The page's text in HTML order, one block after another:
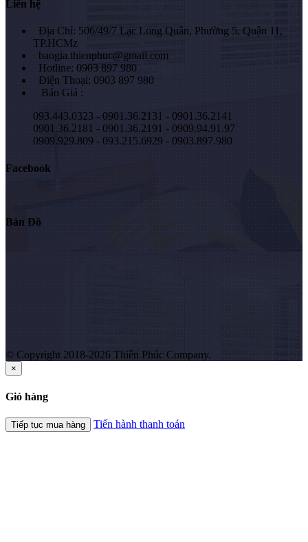
Liên hệ
Địa Chỉ: 506/49/7 Lạc Long Quân, Phường 5, Quận 11,
TP.HCMz
baogia.thienphuc@gmail.com
Hotline: 0903 897 980
Điện Thoại: 0903 897 980
Báo Giá :
093.443.0323 - 0901.36.2131 - 0901.36.2141
0901.36.2181 - 0901.36.2191 - 0909.94.91.97
0909.929.809 - 093.215.6929 - 0903.897.980
Facebook
Bản Đồ
© Copyright 2018-2026 Thiên Phúc Company.
×
Giỏ hàng
Tiếp tục mua hàng Tiến hành thanh toán